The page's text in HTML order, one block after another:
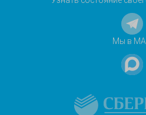
Мы в